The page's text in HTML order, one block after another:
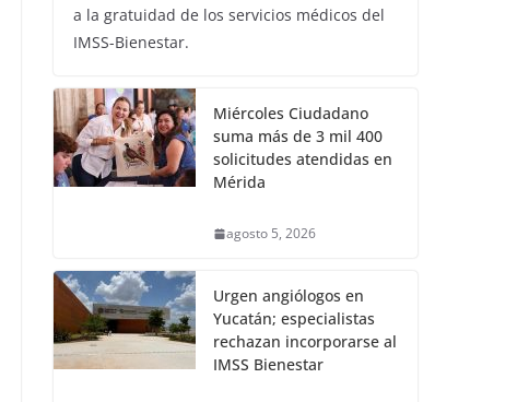
a la gratuidad de los servicios médicos del
IMSS-Bienestar.
Miércoles Ciudadano
suma más de 3 mil 400
solicitudes atendidas en
Mérida
agosto 5, 2026
Urgen angiólogos en
Yucatán; especialistas
rechazan incorporarse al
IMSS Bienestar